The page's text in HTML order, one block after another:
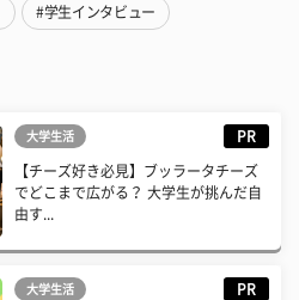
#学生インタビュー
大学生活 PR
【チーズ好き必見】ブッラータチーズ
でどこまで広がる？ 大学生が挑んだ自
由す...
大学生活 PR